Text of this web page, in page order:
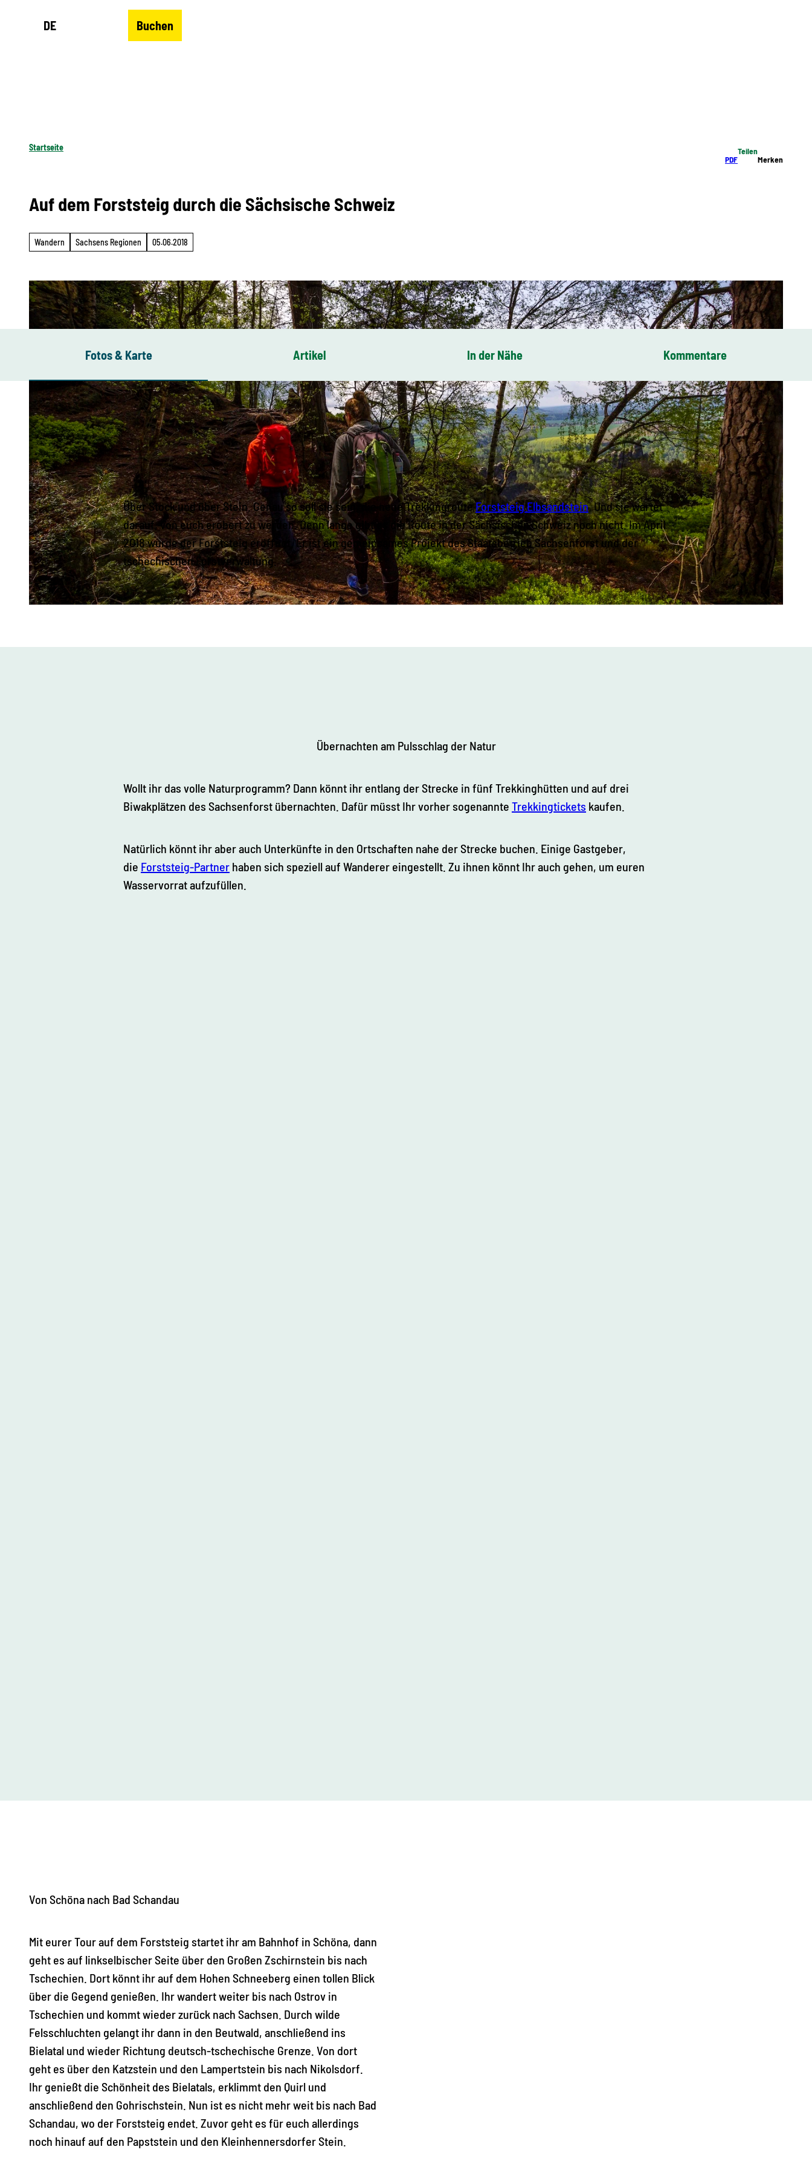
DE Buchen
Startseite
PDF
Teilen
Merken
Auf dem Forststeig durch die Sächsische Schweiz
Wandern Sachsens Regionen 05.06.2018
Fotos & Karte Artikel In der Nähe Kommentare
Über Stock und über Stein. Genau so soll sie sein, die neue TrekkingrouteForststeig Elbsandstein. Und sie wartet
darauf, von euch erobert zu werden. Denn lange gibt es die Route in der Sächsischen Schweiz noch nicht. Im April
2018 wurde der Forststeig eröffnet. Er ist ein gemeinsames Projekt des Staatsbetrieb Sachsenforst und der
tschechischen Forstverwaltung.
Übernachten am Pulsschlag der Natur
Wollt ihr das volle Naturprogramm? Dann könnt ihr entlang der Strecke in fünf Trekkinghütten und auf drei
Biwakplätzen des Sachsenforst übernachten. Dafür müsst Ihr vorher sogenannte Trekkingtickets kaufen.
Natürlich könnt ihr aber auch Unterkünfte in den Ortschaften nahe der Strecke buchen. Einige Gastgeber,
die Forststeig-Partner haben sich speziell auf Wanderer eingestellt. Zu ihnen könnt Ihr auch gehen, um euren
Wasservorrat aufzufüllen.
Von Schöna nach Bad Schandau
Mit eurer Tour auf dem Forststeig startet ihr am Bahnhof in Schöna, dann
geht es auf linkselbischer Seite über den Großen Zschirnstein bis nach
Tschechien. Dort könnt ihr auf dem Hohen Schneeberg einen tollen Blick
über die Gegend genießen. Ihr wandert weiter bis nach Ostrov in
Tschechien und kommt wieder zurück nach Sachsen. Durch wilde
Felsschluchten gelangt ihr dann in den Beutwald, anschließend ins
Bielatal und wieder Richtung deutsch-tschechische Grenze. Von dort
geht es über den Katzstein und den Lampertstein bis nach Nikolsdorf.
Ihr genießt die Schönheit des Bielatals, erklimmt den Quirl und
anschließend den Gohrischstein. Nun ist es nicht mehr weit bis nach Bad
Schandau, wo der Forststeig endet. Zuvor geht es für euch allerdings
noch hinauf auf den Papststein und den Kleinhennersdorfer Stein.